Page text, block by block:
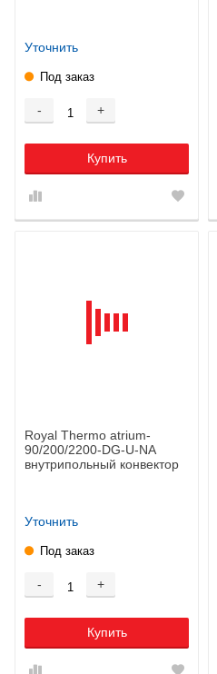
Уточнить
Под заказ
- +
Купить
Royal Thermo atrium-
90/200/2200-DG-U-NA
внутрипольный конвектор
Уточнить
Под заказ
- +
Купить